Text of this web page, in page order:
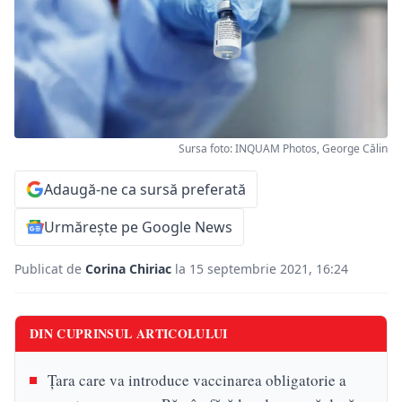
Sursa foto: INQUAM Photos, George Călin
Adaugă-ne ca sursă preferată
Urmărește pe Google News
Publicat de Corina Chiriac la 15 septembrie 2021, 16:24
DIN CUPRINSUL ARTICOLULUI
Țara care va introduce vaccinarea obligatorie a